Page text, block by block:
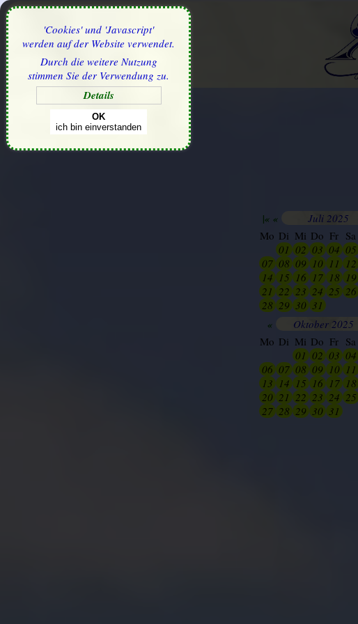
'Cookies' und 'Javascript'
werden auf der Website verwendet.
Durch die weitere Nutzung
stimmen Sie der Verwendung zu.
Details
OK
ich bin einverstanden
|« « Juli 2025
Mo Di Mi Do Fr Sa
01 02 03 04 05
07 08 09 10 11 12
14 15 16 17 18 19
21 22 23 24 25 26
28 29 30 31
« Oktober 2025
Mo Di Mi Do Fr Sa
01 02 03 04
06 07 08 09 10 11
13 14 15 16 17 18
20 21 22 23 24 25
27 28 29 30 31